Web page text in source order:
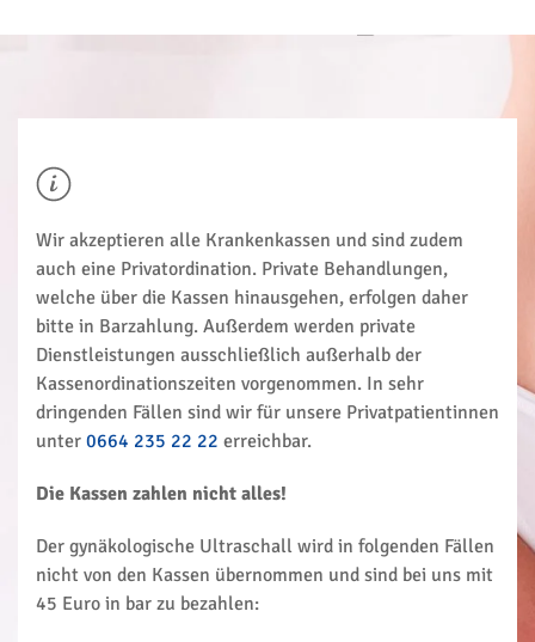
Wir akzeptieren alle Krankenkassen und sind zudem
auch eine Privatordination. Private Behandlungen,
welche über die Kassen hinausgehen, erfolgen daher
bitte in Barzahlung. Außerdem werden private
Dienstleistungen ausschließlich außerhalb der
Kassenordinationszeiten vorgenommen. In sehr
dringenden Fällen sind wir für unsere Privatpatientinnen
unter 0664 235 22 22 erreichbar.
Die Kassen zahlen nicht alles!
Der gynäkologische Ultraschall wird in folgenden Fällen
nicht von den Kassen übernommen und sind bei uns mit
45 Euro in bar zu bezahlen: